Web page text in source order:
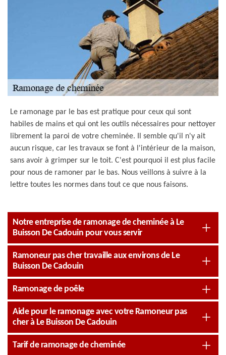
Le ramonage par le bas est pratique pour ceux qui sont
habiles de mains et qui ont les outils nécessaires pour nettoyer
librement la paroi de votre cheminée. Il semble qu'il n'y ait
aucun risque, car les travaux se font à l'intérieur de la maison,
sans avoir à grimper sur le toit. C'est pourquoi il est plus facile
pour nous de ramoner par le bas. Nous veillons à suivre à la
lettre toutes les normes dans tout ce que nous faisons.
Notre entreprise de ramonage de cheminée à Le
Buisson De Cadouin pour vous servir
Ramoneur pas cher travaille aux environs de Le
Buisson De Cadouin
Ramonage de poêle
Aide pour le ramonage avec votre Ramoneur pas
cher à Le Buisson De Cadouin
Tarif de ramonage de cheminée